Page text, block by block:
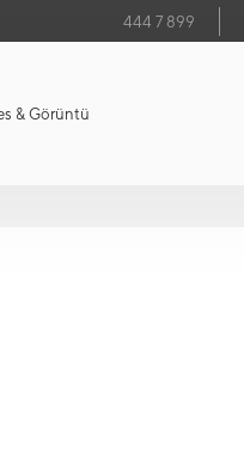
444 7 899
& Görüntü